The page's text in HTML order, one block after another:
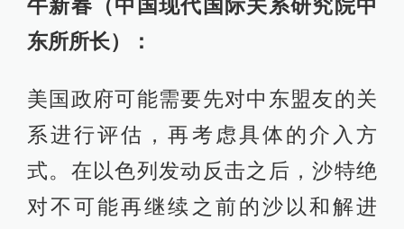
牛新春（中国现代国际关系研究院中
东所所长）：
美国政府可能需要先对中东盟友的关
系进行评估，再考虑具体的介入方
式。在以色列发动反击之后，沙特绝
对不可能再继续之前的沙以和解进